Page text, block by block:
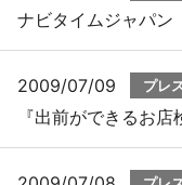
ナビタイムジャパ
2009/07/09 プレ
『出前ができるお